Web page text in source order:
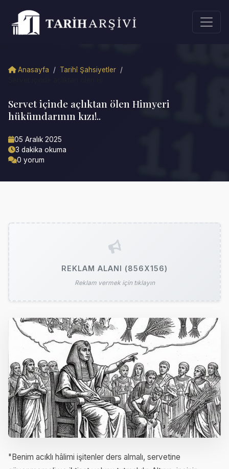
Anasayfa / Tarihî Şahsiyetler /
Servet içinde açlıktan ölen Himyeri
hükümdarının kızı!..
05 Aralık 2025
3 dakika okuma
0 yorum
REKLAM ALANI (856X156)
Reklam vermek için tıklayın
"Benim acıklı hâlimi işitenler ders almalı, servetine